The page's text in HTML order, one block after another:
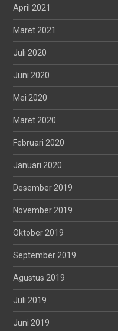
April 2021
Maret 2021
Juli 2020
Juni 2020
Mei 2020
Maret 2020
Februari 2020
Januari 2020
Desember 2019
November 2019
Oktober 2019
September 2019
Agustus 2019
Juli 2019
Juni 2019